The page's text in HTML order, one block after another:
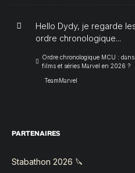
Hello Dydy, je regarde
ordre chronologique...
Ordre chronologique MCU :
films et séries Marvel en 2026 ?
TeamMarvel
PARTENAIRES
Stabathon 2026 🔪